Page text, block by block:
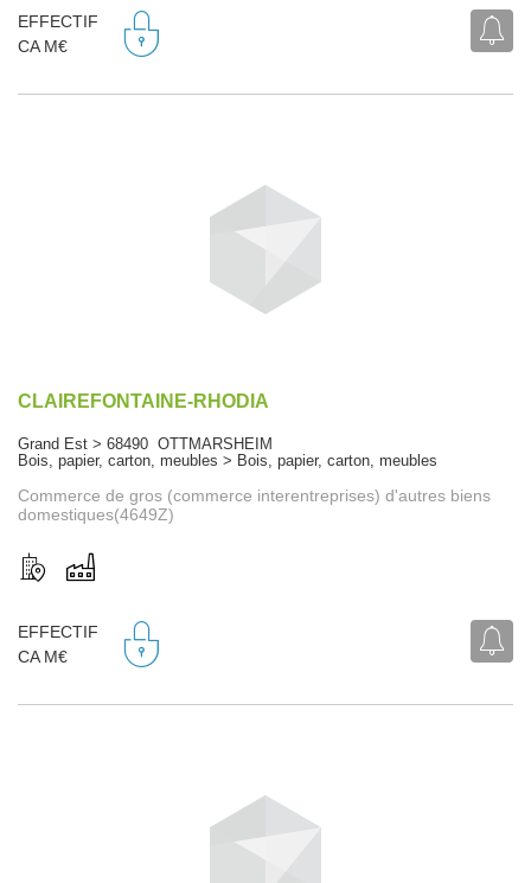
EFFECTIF
CA M€
CLAIREFONTAINE-RHODIA
Grand Est > 68490 OTTMARSHEIM
Bois, papier, carton, meubles > Bois, papier, carton, meubles
Commerce de gros (commerce interentreprises) d'autres biens
domestiques(4649Z)
EFFECTIF
CA M€